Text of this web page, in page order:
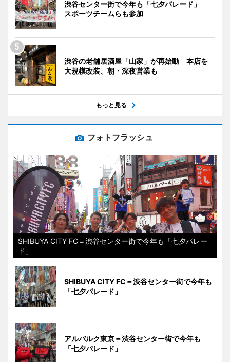
渋谷センター街で今年も「七夕パレード」
スポーツチームらも参加
渋谷の老舗居酒屋「山家」が再始動 本店を
大規模改装、朝・深夜営業も
もっと見る
フォトフラッシュ
SHIBUYA CITY FC＝渋谷センター街で今年も「七夕パレー
ド」
SHIBUYA CITY FC＝渋谷センター街で今年も
「七夕パレード」
アルバルク東京＝渋谷センター街で今年も
「七夕パレード」